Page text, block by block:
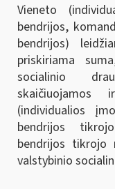
Vieneto
bendrijos,
bendrijos)
priskiriama
socialinio
(individualios
bendrijos
bendrijos tikrojo
valstybinio